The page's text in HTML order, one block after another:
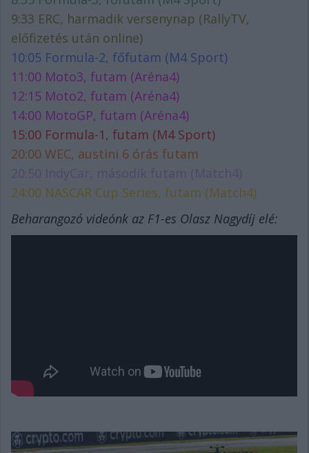
9:33 ERC, harmadik versenynap (RallyTV,
előfizetés után online)
10:05 Formula-2, főfutam (M4 Sport)
11:00 Moto3, futam (Aréna4)
12:15 Moto2, futam (Aréna4)
14:00 MotoGP, futam (Aréna4)
15:00 Formula-1, futam (M4 Sport)
20:00 WEC, austini 6 órás futam
20:50 IndyCar, második futam (Match4)
24:00 NASCAR Cup Series, futam (Match4)
Beharangozó videónk az F1-es Olasz Nagydíj elé: